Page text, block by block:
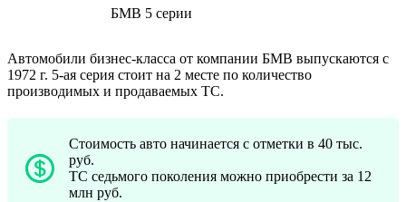
БМВ 5 серии
Автомобили бизнес-класса от компании БМВ выпускаются с
1972 г. 5-ая серия стоит на 2 месте по количество
производимых и продаваемых ТС.
Стоимость авто начинается с отметки в 40 тыс.
руб.
ТС седьмого поколения можно приобрести за 12
млн руб.